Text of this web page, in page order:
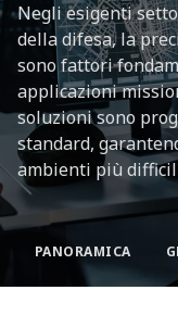
Negli esigenti
della difesa, la
sono fattori
applicazioni
soluzioni sono
standard,
ambienti più
PANORAMICA